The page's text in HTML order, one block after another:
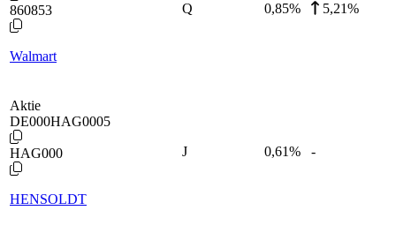
860853
Walmart
Q 0,85% 5,21%
Aktie
DE000HAG0005
HAG000
HENSOLDT
J 0,61% -